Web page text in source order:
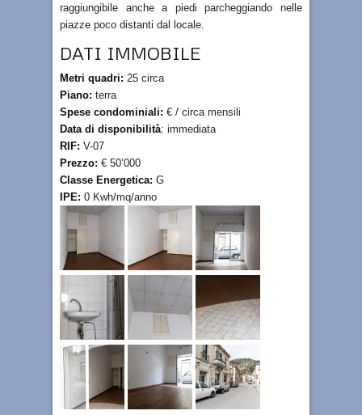
raggiungibile anche a piedi parcheggiando nelle
piazze poco distanti dal locale.
DATI IMMOBILE
Metri quadri: 25 circa
Piano: terra
Spese condominiali: € / circa mensili
Data di disponibilità: immediata
RIF: V-07
Prezzo: € 50’000
Classe Energetica: G
IPE: 0 Kwh/mq/anno